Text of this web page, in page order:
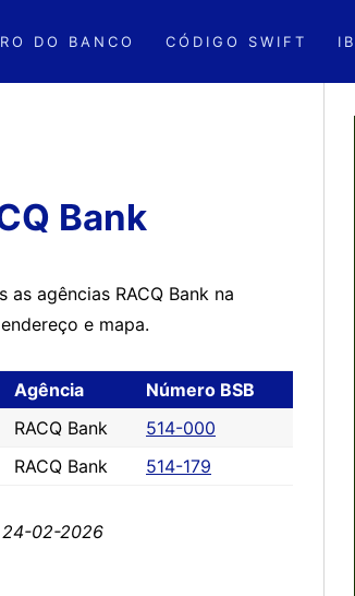
DO BANCO CÓDIGO SWIFT
Bank
agências RACQ Bank na
e mapa.
Agência
Número BSB
RACQ Bank
514-000
RACQ Bank 514-179
24-02-2026